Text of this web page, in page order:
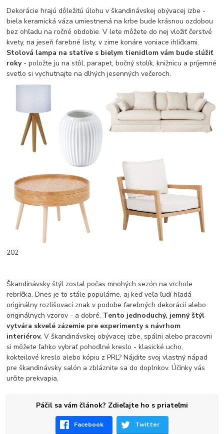
Dekorácie hrajú dôležitú úlohu v škandinávskej obývacej izbe -
biela keramická váza umiestnená na krbe bude krásnou ozdobou
bez ohľadu na ročné obdobie. V lete môžete do nej vložiť čerstvé
kvety, na jeseň farebné listy, v zime konáre voniace ihličkami.
Stolová lampa na statíve s bielym tienidlom vám bude slúžiť
roky - položte ju na stôl, parapet, bočný stolík, knižnicu a príjemné
svetlo si vychutnajte na dlhých jesenných večeroch.
202
Škandinávsky štýl zostal počas mnohých sezón na vrchole
rebríčka. Dnes je to stále populárne, aj keď veľa ľudí hľadá
originálny rozlišovací znak v podobe farebných dekorácií alebo
originálnych vzorov - a dobré. Tento jednoduchý, jemný štýl
vytvára skvelé zázemie pre experimenty s návrhom
interiérov.V škandinávskej obývacej izbe, spálni alebo pracovni
si môžete ľahko vybrať pohodlné kreslo - klasické ucho,
kokteilové kreslo alebo kópiu z PRL? Nájdite svoj vlastný nápad
pre škandinávsky salón a zbláznite sa do doplnkov. Účinky vás
určite prekvapia.
Páčil sa vám článok? Zdieľajte ho s priateľmi
Facebook Twitter